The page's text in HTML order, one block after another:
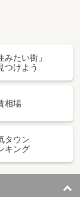
みたい街」
つけよう
相場
タウン
キング